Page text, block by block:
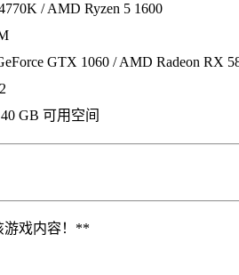
/ AMD Ryzen 5 1600
GTX 1060 / AMD Radeon RX
GB 可用空间
游戏内容！**